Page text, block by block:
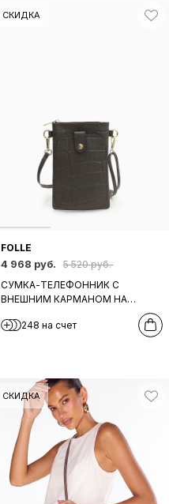
СКИДКА
FOLLE
4 968 руб.
5 520 руб.
СУМКА-ТЕЛЕФОННИК С
ВНЕШНИМ КАРМАНОМ НА
КОРИЧНЕВОЙ КОЖЕ СО
248 на счет
СКИДКА